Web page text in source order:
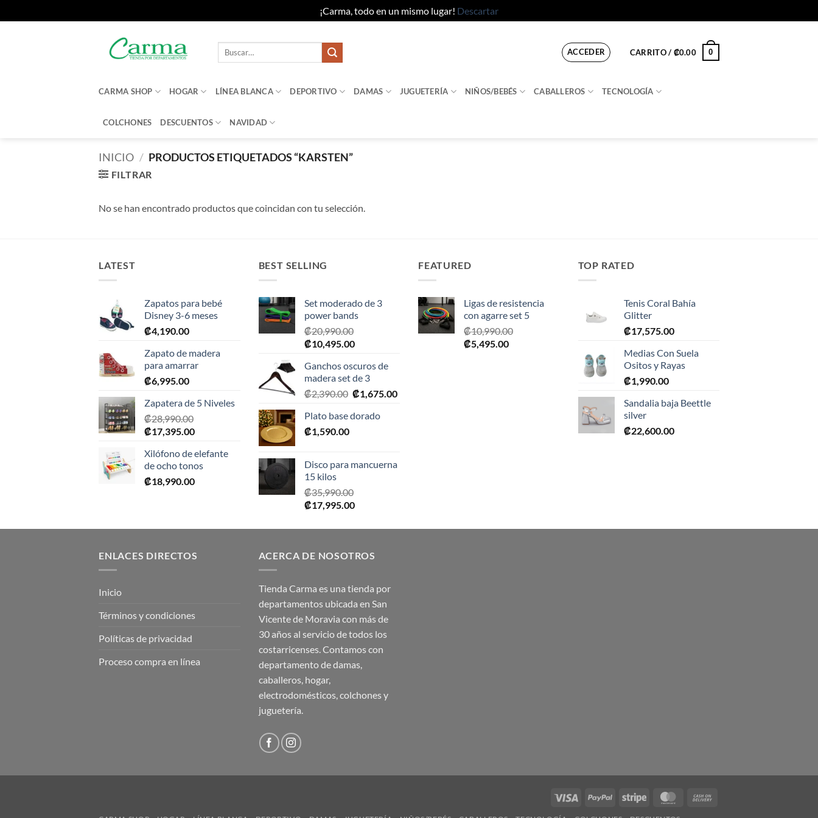
¡Carma, todo en un mismo lugar! Descartar
Buscar
ACCEDER CARRITO / ₡0.00 0
CARMA SHOP HOGAR LÍNEA BLANCA DEPORTIVO DAMAS JUGUETERÍA NIÑOS/BEBÉS CABALLEROS TECNOLOGÍA
COLCHONES DESCUENTOS NAVIDAD
INICIO / PRODUCTOS ETIQUETADOS “KARSTEN”
FILTRAR
No se han encontrado productos que coincidan con tu selección.
LATEST
Zapatos para bebé
Disney 3-6 meses
₡4,190.00
Zapato de madera
para amarrar
₡6,995.00
Zapatera de 5 Niveles
₡28,990.00
El
original
era:
₡28,990.00.
₡17,395.00El
actual
es:
₡17,395.00.
Xilófono de elefante
de ocho tonos
₡18,990.00
BEST SELLING
Set moderado de 3
power bands
₡20,990.00
El
original
era:
₡20,990.00.
₡10,495.00El
actual
es:
₡10,495.00.
Ganchos oscuros de
madera set de 3
₡2,390.00 El
original
₡1,675.00El
Plato base dorado
₡1,590.00
Disco para mancuerna
15 kilos
₡35,990.00
El
original
₡35,990.00.
₡17,995.00El
actual
₡17,995.00.
FEATURED
Ligas de resistencia
con agarre set 5
₡10,990.00
El
₡5,495.00El
TOP RATED
Tenis Coral Bahía
Glitter
₡17,575.00
Medias Con Suela
Ositos y Rayas
₡1,990.00
Sandalia baja Beettle
silver
₡22,600.00
ENLACES DIRECTOS
Inicio
Términos y condiciones
Políticas de privacidad
Proceso compra en línea
ACERCA DE NOSOTROS
Tienda Carma es una tienda por
departamentos ubicada en San
Vicente de Moravia con más de
30 años al servicio de todos los
costarricenses. Contamos con
departamento de damas,
caballeros, hogar,
electrodomésticos, colchones y
juguetería.
Visa PayPal Stripe MasterCard